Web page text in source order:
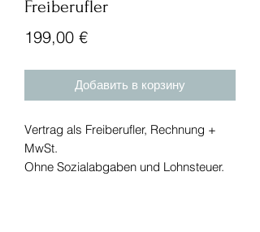
Freiberufler
199,00 €Цена
Добавить в корзину
Vertrag als Freiberufler, Rechnung +
MwSt.
Ohne Sozialabgaben und Lohnsteuer.